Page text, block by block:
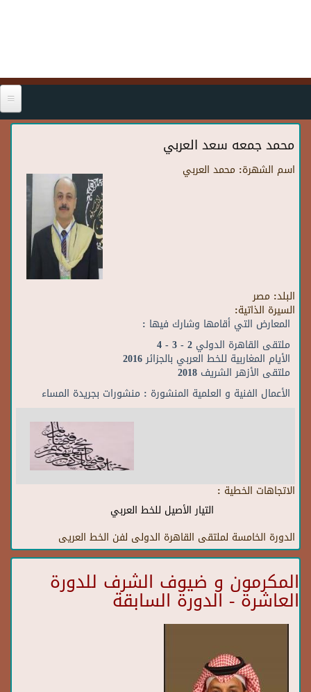
محمد جمعه سعد العربي
اسم الشهرة: محمد العربي
البلد: مصر
السيرة الذاتية:
المعارض التي أقامها وشارك فيها :
ملتقى القاهرة الدولي 2 - 3 - 4
الأيام المغاربية للخط العربي بالجزائر 2016
ملتقى الأزهر الشريف 2018
الأعمال الفنية و العلمية المنشورة : منشورات بجريدة المساء
الاتجاهات الخطية :
التيار الأصيل للخط العربي
الدورة الخامسة لملتقى القاهرة الدولى لفن الخط العريى
المكرمون و ضيوف الشرف للدورة
العاشرة - الدورة السابقة